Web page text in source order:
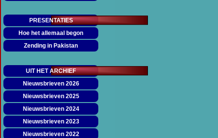
PRESENTATIES
Hoe het allemaal begon
Zending in Pakistan
UIT HET ARCHIEF
Nieuwsbrieven 2026
Nieuwsbrieven 2025
Nieuwsbrieven 2024
Nieuwsbrieven 2023
Nieuwsbrieven 2022